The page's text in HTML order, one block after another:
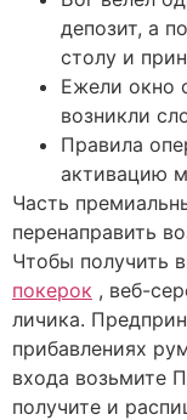
депозит, а
столу и
Ежели окно
возникли
Правила
активацию
Часть
перенаправить
Чтобы получить
покерок , веб-
личика.
прибавлениях
входа возьмите
получите и